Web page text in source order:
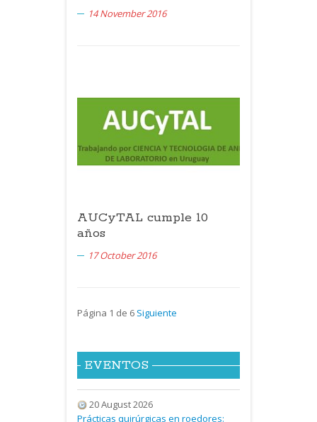
14 November 2016
AUCyTAL cumple 10
años
17 October 2016
Página 1 de 6 Siguiente
EVENTOS
20 August 2026
Prácticas quirúrgicas en roedores: